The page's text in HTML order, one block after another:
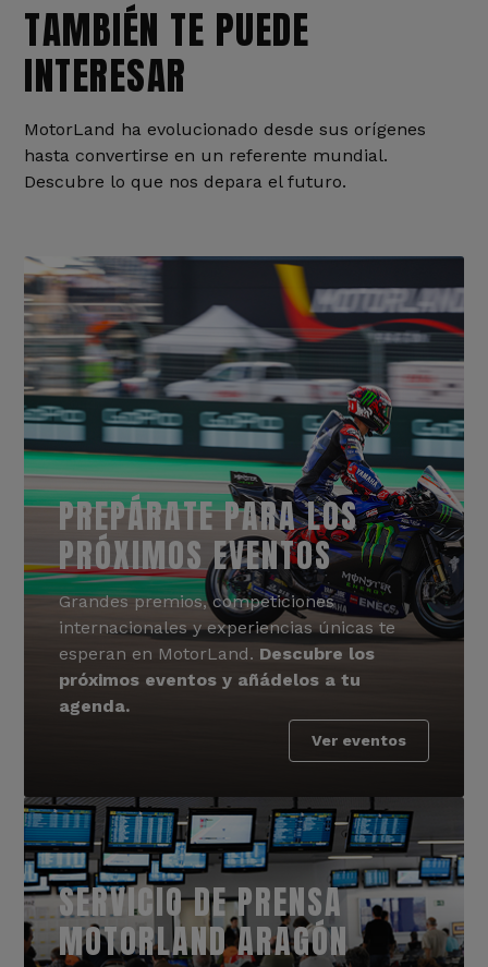
TAMBIÉN TE PUEDE
INTERESAR
MotorLand ha evolucionado desde sus orígenes
hasta convertirse en un referente mundial.
Descubre lo que nos depara el futuro.
PREPÁRATE PARA LOS
PRÓXIMOS EVENTOS
Grandes premios, competiciones
internacionales y experiencias únicas te
esperan en MotorLand. Descubre los
próximos eventos y añádelos a tu
agenda.
Ver eventos
SERVICIO DE PRENSA
MOTORLAND ARAGÓN